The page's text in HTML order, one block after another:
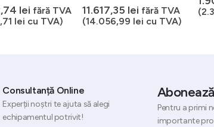
lei fără TVA
lei cu TVA)
0 out of 5
11.617,35 lei fără TVA
(14.056,99 lei cu TVA)
(
Consultanță Online
Experții noștri te ajuta să alegi
echipamentul potrivit!
Pentru a primi
importante